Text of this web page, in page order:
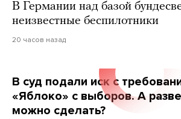
В Германии над базой
неизвестные беспилотники
20 часов назад
В суд подали иск с
«Яблоко» с выборов. А
можно сделать?